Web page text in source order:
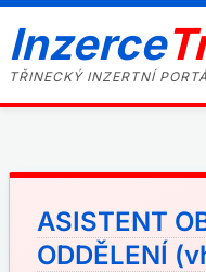
Inzerce
TŘINECKÝ INZERTNÍ
ASISTENT
ODDĚLENÍ